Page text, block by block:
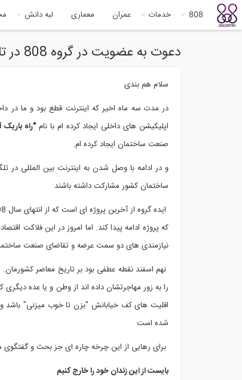
808 خدمات عمران معماری لبه دانش
دعوت به عضویت در گروه 808 در تلگرام و بله ، «ویژه روزهای حساس کنونی»
سلام هم بندی
در مدت سه ماه اخیر که اینترنت قطع بود و ما در
اپلیکیشن های داخلی ایجاد کرده ام با نام "راه باریک
صنعت ساختمان ایجاد کرده ام.
و در ادامه با وصل شدن به اینترنت بین المللی در
ساختمان کشور مشارکت داشته باشند
که پروژه ادامه پیدا کند. اما امروز در این فلاکت
نیازمندی های دو سمت عرضه و تقاضای صنعت
نهم اسفند نقطه عطفی بود بر تاریخ معاصر
را به زور مهاجرتشان داده اند از وطن و یا عده دیگری
شده است
برای رهایی از این چرخه چاره ای جز بحث و گفتگوی
بایست از این زندان خود را خارج کنیم